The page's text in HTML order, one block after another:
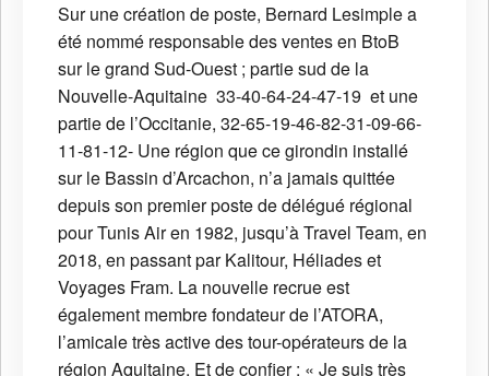
Sur une création de poste, Bernard Lesimple a
été nommé responsable des ventes en BtoB
sur le grand Sud-Ouest ; partie sud de la
Nouvelle-Aquitaine 33-40-64-24-47-19 et une
partie de l’Occitanie, 32-65-19-46-82-31-09-66-
11-81-12- Une région que ce girondin installé
sur le Bassin d’Arcachon, n’a jamais quittée
depuis son premier poste de délégué régional
pour Tunis Air en 1982, jusqu’à Travel Team, en
2018, en passant par Kalitour, Héliades et
Voyages Fram. La nouvelle recrue est
également membre fondateur de l’ATORA,
l’amicale très active des tour-opérateurs de la
région Aquitaine. Et de confier : « Je suis très